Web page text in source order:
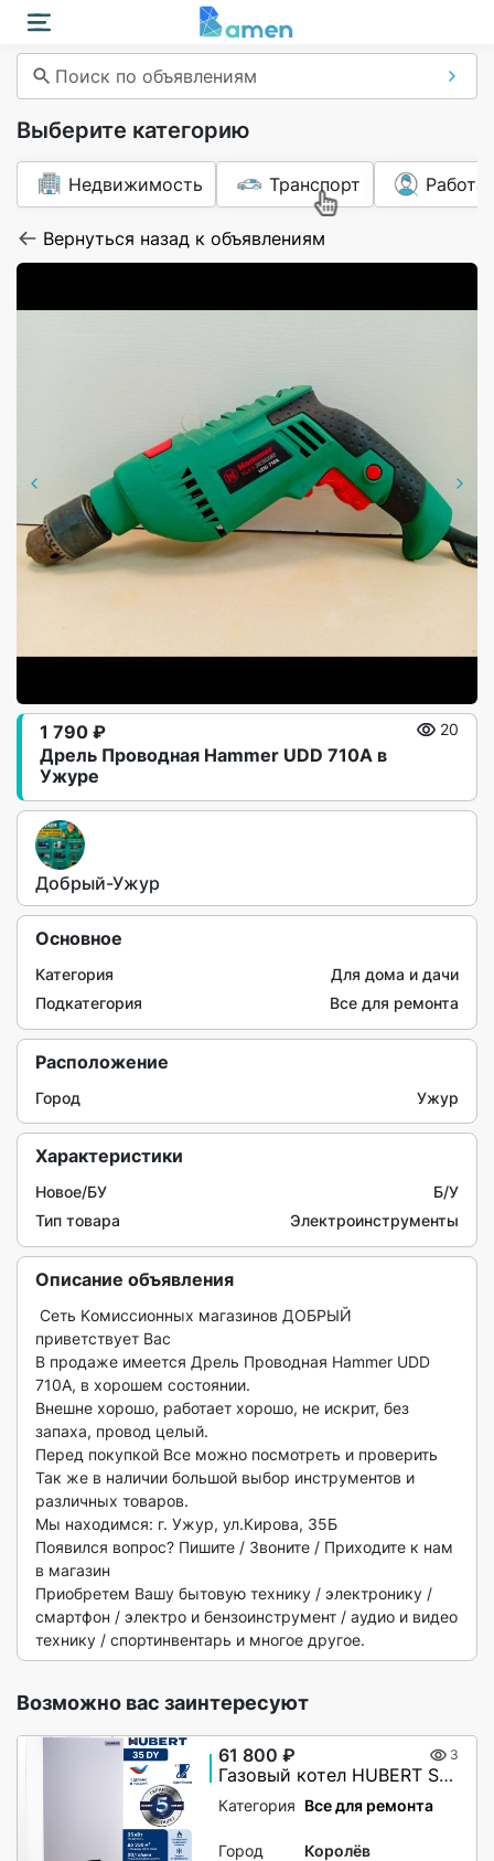
Поиск по объявлениям
Выберите категорию
Недвижимость Транспорт Работа
Вернуться назад к объявлениям
Дрель Проводная Hammer UDD 710A в
Ужуре
1 790 ₽ 20
Добрый-Ужур
Основное
Категория
Для дома и дачи
Подкатегория
Все для ремонта
Расположение
Город Ужур
Характеристики
Новое/БУ
Б/У
Тип товара
Электроинструменты
Описание объявления
привeтствуeт Вac
В пpодажe имeется Дрель Проводная Hammer UDD
710A, в хорошем состоянии.
Внешне хорошо, работает хорошо, не искрит, без
запаха, провод целый.
Перед покупкой Все можно посмотреть и проверить
Так же в наличии большой выбор инструментов и
различных товаров.
Мы находимся: г. Ужур, ул.Кирова, 35Б
Появился вопрос? Пишите / Звоните / Приходите к нам
в магазин
Приобретем Вашу бытовую технику / электронику /
смартфон / электро и бензоинструмент / аудио и видео
технику / спортинвентарь и многое другое.
Возможно вас заинтересуют
61 800 ₽ 3
Газовый котел HUBERT Smart AGB 35DY настенный двухконтурный
Категория Все для ремонта
Город Королёв